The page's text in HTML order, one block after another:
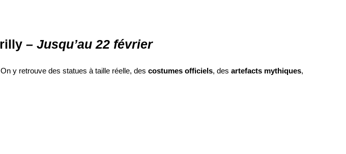
– Jusqu’au 22 février
y retrouve des statues à taille réelle, des costumes officiels, des artefacts mythiques,